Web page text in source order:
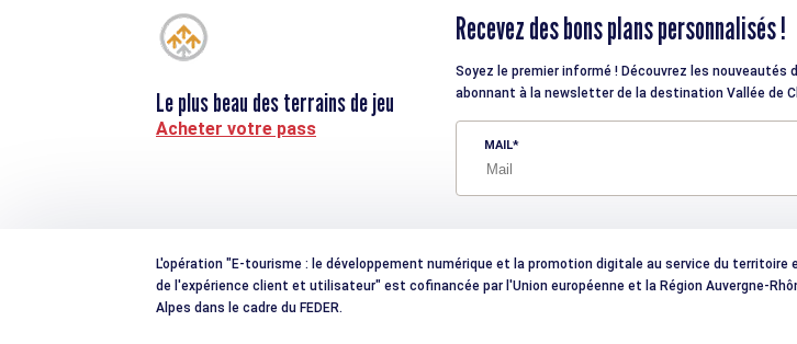
Le plus beau des terrains de jeu
Acheter votre pass
Recevez des bons plans personnalisés !
Soyez le premier informé ! Découvrez les nouveautés
abonnant à la newsletter de la destination Vallée de
MAIL
L'opération "E-tourisme : le développement numérique et la promotion digitale au service du territoire
de l'expérience client et utilisateur" est cofinancée par l'Union européenne et la Région Auvergne-
Alpes dans le cadre du FEDER.